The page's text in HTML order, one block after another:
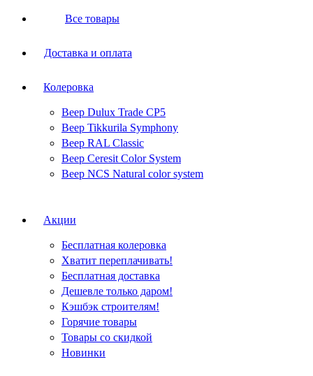
Все товары
Доставка и оплата
Колеровка
Веер Dulux Trade CP5
Веер Tikkurila Symphony
Веер RAL Classic
Веер Ceresit Color System
Веер NCS Natural color system
Акции
Бесплатная колеровка
Хватит переплачивать!
Бесплатная доставка
Дешевле только даром!
Кэшбэк строителям!
Горячие товары
Товары со скидкой
Новинки